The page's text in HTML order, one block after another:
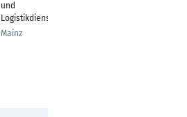
und
Logistikdienstleistung
Mainz